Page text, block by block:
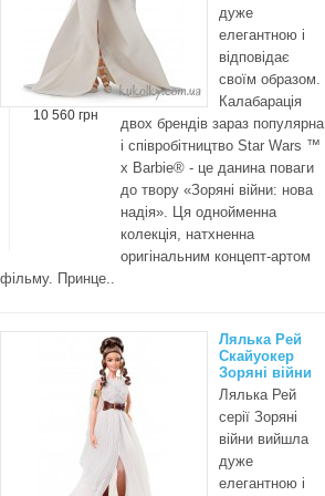
10 560 грн
дуже
елегантною і
відповідає
своїм образом.
Калабарація
двох брендів зараз популярна
і співробітництво Star Wars ™
x Barbie® - це данина поваги
до твору «Зоряні війни: нова
надія». Ця однойменна
колекція, натхненна
оригінальним концепт-артом
фільму. Принце..
Лялька Рей
Скайуокер
Зоряні війни
Лялька Рей
серії Зоряні
війни вийшла
дуже
елегантною і